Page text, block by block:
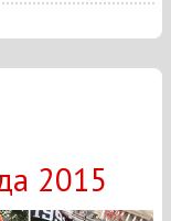
2015